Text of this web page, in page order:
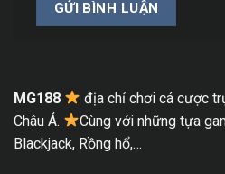
MG188
địa chỉ chơi cá cược
Châu Á.
Cùng với những tựa
Blackjack, Rồng hổ,…